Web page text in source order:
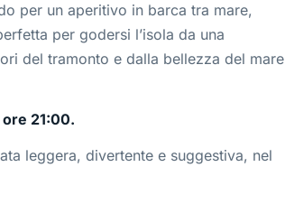
per un aperitivo in barca tra mare,
per godersi l’isola da una
del tramonto e dalla bellezza del mare
21:00.
leggera, divertente e suggestiva, nel